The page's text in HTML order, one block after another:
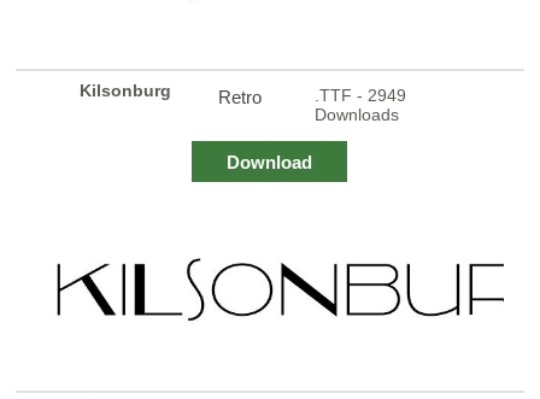
Kilsonburg Retro
.TTF - 2949
Downloads
Download